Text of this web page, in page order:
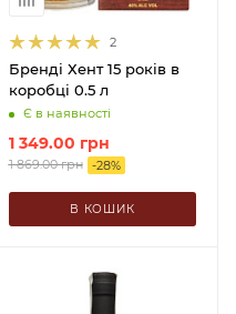
2
Бренді Хент 15 років в
коробці 0.5 л
Є в наявності
1 349.00 грн
1 869.00грн -28%
В КОШИК